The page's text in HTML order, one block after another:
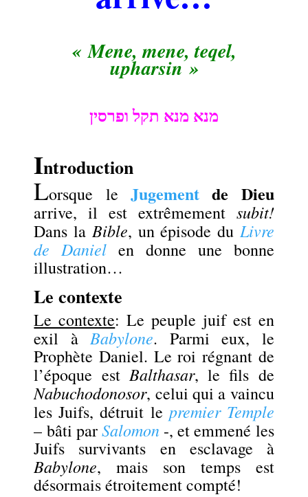
« Mene, mene, teqel,
upharsin »
מנא מנא תקל ופרסין
Introduction
Lorsque le Jugement de Dieu
arrive, il est extrêmement subit!
Dans la Bible, un épisode du Livre
de Daniel en donne une bonne
illustration…
Le contexte
Le contexte: Le peuple juif est en
exil àBabylone. Parmi eux, le
Prophète Daniel. Le roi régnant de
l’époque est Balthasar, le fils de
Nabuchodonosor, celui qui a vaincu
les Juifs, détruit le premier Temple
– bâti parSalomon-, et emmené les
Juifs survivants en esclavage à
Babylone, mais son temps est
désormais étroitement compté!